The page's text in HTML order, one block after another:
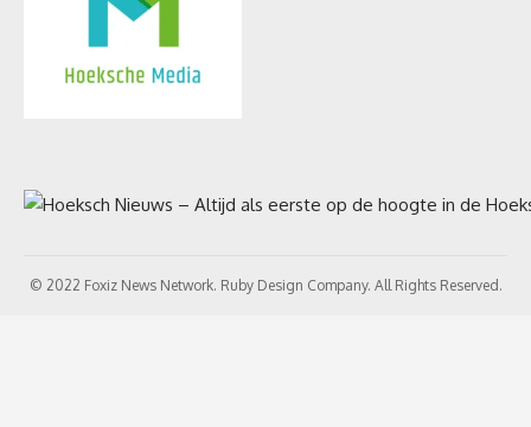
© 2022 Foxiz News Network. Ruby Design Company. All Rights Reserved.